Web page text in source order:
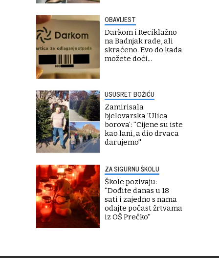
OBAVIJEST
Darkom i Reciklažno
na Badnjak rade, ali
skraćeno. Evo do kada
možete doći...
USUSRET BOŽIĆU
Zamirisala
bjelovarska 'Ulica
borova': ''Cijene su iste
kao lani, a dio drvaca
darujemo''
ZA SIGURNU ŠKOLU
Škole pozivaju:
''Dođite danas u 18
sati i zajedno s nama
odajte počast žrtvama
iz OŠ Prečko''